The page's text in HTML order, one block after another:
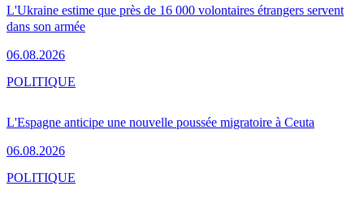
L'Ukraine estime que près de 16 000 volontaires étrangers servent
dans son armée
06.08.2026
L'Espagne anticipe une nouvelle poussée migratoire à Ceuta
06.08.2026
POLITIQUE
POLITIQUE